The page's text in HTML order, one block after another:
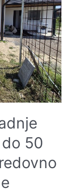
50